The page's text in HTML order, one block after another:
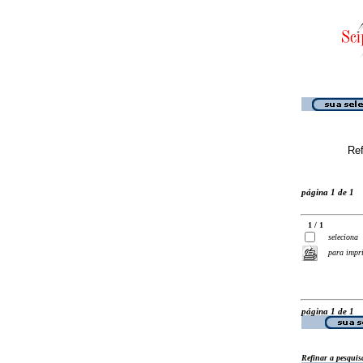
página 1 de 1
1 / 1
seleciona
para
página 1 de 1
Refinar a